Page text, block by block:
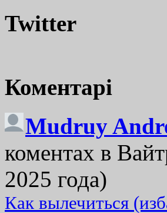
Twitter
Коментарі
Mudruy
коментах в
2025 года)
Как вылечиться